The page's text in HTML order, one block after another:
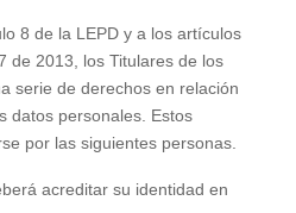
8 de la LEPD y a los artículos
de 2013, los Titulares de los
serie de derechos en relación
datos personales. Estos
por las siguientes personas.
acreditar su identidad en